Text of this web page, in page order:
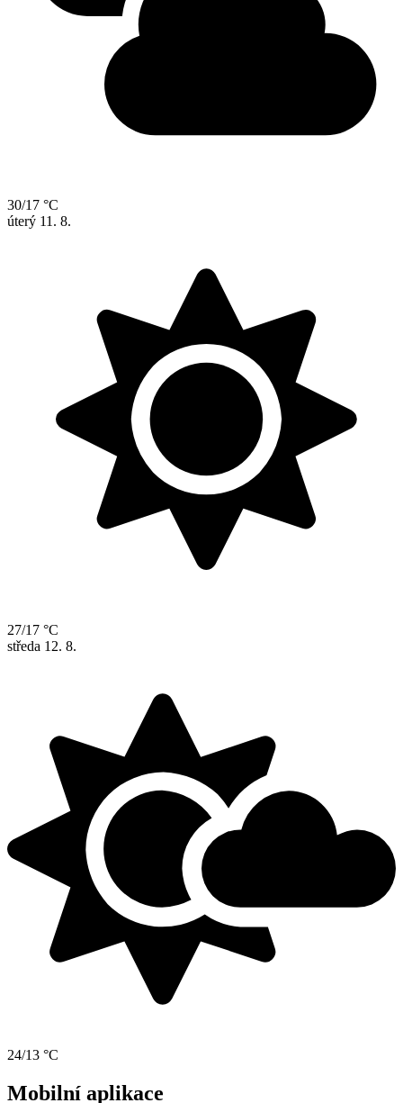
30/17 °C
úterý 11. 8.
27/17 °C
středa 12. 8.
24/13 °C
Mobilní aplikace